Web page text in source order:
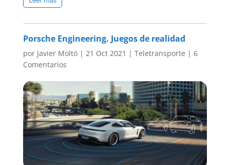
Porsche Engineering. Juegos de realidad
por Javier Moltó| 21 Oct 2021 | Teletransporte | 6
Comentarios